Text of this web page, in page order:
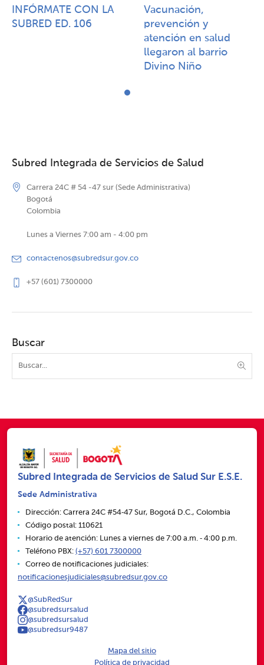
INFÓRMATE CON LA
SUBRED ED. 106
Vacunación,
prevención y
atención en salud
llegaron al barrio
Divino Niño
Subred Integrada de Servicios de Salud
Carrera 24C # 54 -47 sur (Sede Administrativa)
Bogotá
Colombia
Lunes a Viernes 7:00 am - 4:00 pm
contactenos@subredsur.gov.co
+57 (601) 7300000
Buscar
Subred Integrada de Servicios de Salud Sur E.S.E.
Sede Administrativa
Dirección: Carrera 24C #54‑47 Sur, Bogotá D.C., Colombia
Código postal: 110621
Horario de atención: Lunes a viernes de 7:00 a.m. ‑ 4:00 p.m.
Teléfono PBX: (+57) 601 7300000
Correo de notificaciones judiciales:
notificacionesjudiciales@subredsur.gov.co
@SubRedSur
@subredsursalud
@subredsursalud
@subredsur9487
Mapa del sitio
Política de privacidad